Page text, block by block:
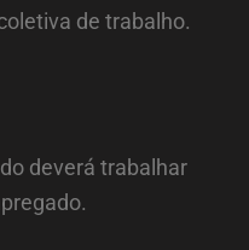
de trabalho.
deverá trabalhar